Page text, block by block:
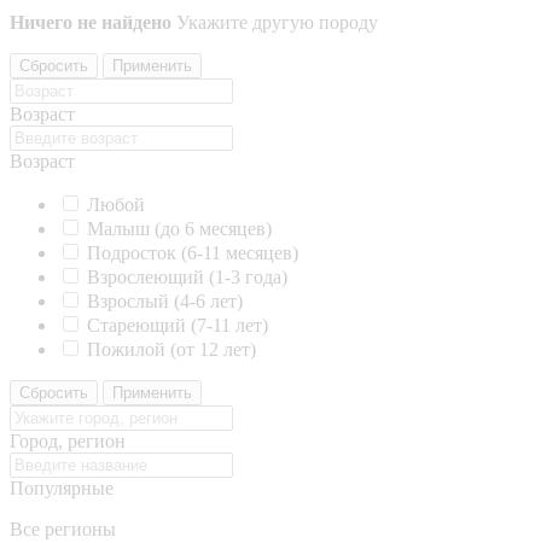
Ничего не найдено Укажите другую породу
Сбросить Применить
Возраст
Возраст
Любой
Малыш (до 6 месяцев)
Подросток (6-11 месяцев)
Взрослеющий (1-3 года)
Взрослый (4-6 лет)
Стареющий (7-11 лет)
Пожилой (от 12 лет)
Сбросить Применить
Город, регион
Популярные
Все регионы